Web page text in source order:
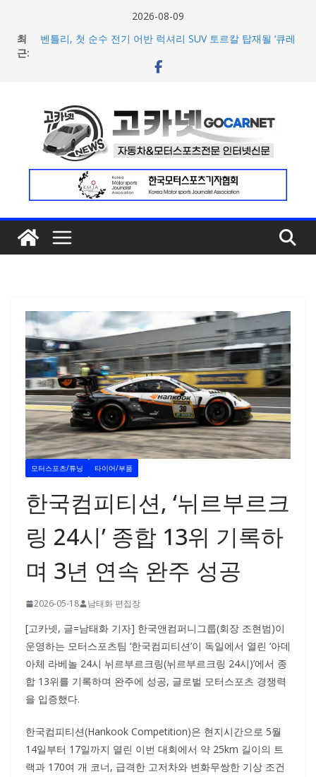
2026-08-09
최
근:
벤틀리, 첫 순수 전기 어반 럭셔리 SUV 토르칼 탑재될 ‘큐레
벤틀리서울, 광주 신세계백화점에서 호남지역 최초 브랜드
며 본격 대회 준비 돌입
현대차·기아, ‘2026 레드닷 어워드’에서 최우수상 2개·본상
15개 수상
[신차] BMW, 8월 온라인 한정 에디션 3종 출시… 11일
‘BMW 샵 온라인’ 판매 개시
모터스포츠/튜닝 타이어/부품
한국컴피티션, ‘뉘르부르크
링 24시’ 종합 13위 기록하
며 3년 연속 완주 성공
2026-05-18 남태화 편집장
[고카넷, 글=남태화 기자] 한국앤컴퍼니그룹(회장 조현범)이
운영하는 모터스포츠팀 ‘한국컴피티션’이 독일에서 열린 ‘아데
아체 라베놀 24시 뉘르부르크링(뉘르부르크링 24시)’에서 종
합 13위를 기록하며 완주에 성공, 글로벌 모터스포츠 경쟁력
을 입증했다.
한국컴피티션(Hankook Competition)은 현지시간으로 5월
14일부터 17일까지 열린 이번 대회에서 약 25km 길이의 트
랙과 170여 개 코너, 급격한 고저차와 변화무쌍한 기상 조건